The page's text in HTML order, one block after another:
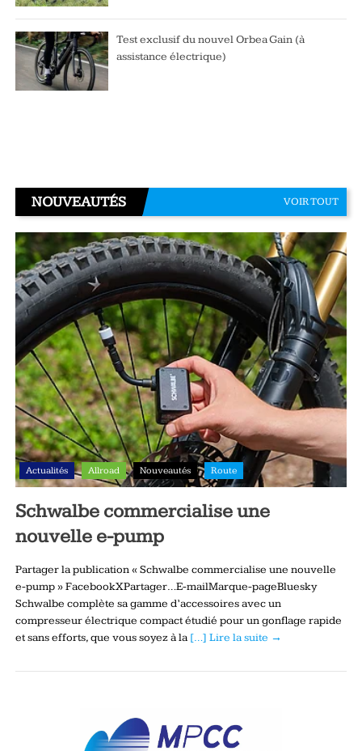
Test exclusif du nouvel Orbea Gain (à
assistance électrique)
NOUVEAUTÉS VOIR TOUT
Actualités Allroad Nouveautés Route
Schwalbe commercialise une
nouvelle e-pump
Partager la publication « Schwalbe commercialise une nouvelle
e-pump » FacebookXPartager…E-mailMarque-pageBluesky
Schwalbe complète sa gamme d’accessoires avec un
compresseur électrique compact étudié pour un gonflage rapide
et sans efforts, que vous soyez à la […] Lire la suite →